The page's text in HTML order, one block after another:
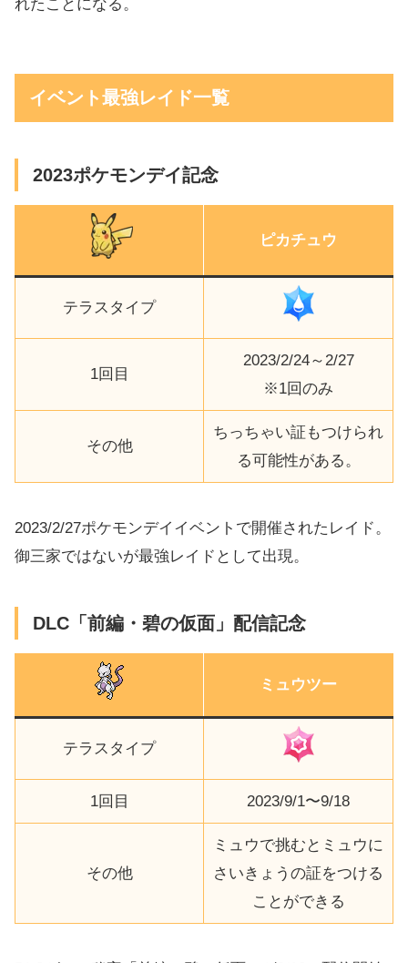
れたことになる。
イベント最強レイド一覧
2023ポケモンデイ記念
ピカチュウ
テラスタイプ
1回目
2023/2/24～2/27
※1回のみ
その他
ちっちゃい証もつけられ
る可能性がある。
2023/2/27ポケモンデイイベントで開催されたレイド。
御三家ではないが最強レイドとして出現。
DLC「前編・碧の仮面」配信記念
ミュウツー
テラスタイプ
1回目 2023/9/1〜9/18
その他
ミュウで挑むとミュウに
さいきょうの証をつける
ことができる